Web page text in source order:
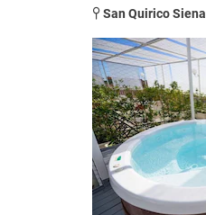
San Quirico Siena